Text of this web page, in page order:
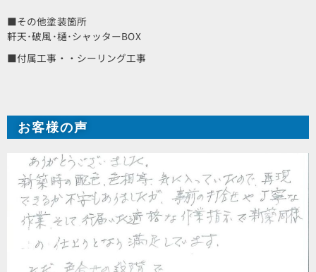
■その他塗装箇所
軒天･破風･樋･シャッターBOX
■付属工事・・シーリング工事
お客様の声